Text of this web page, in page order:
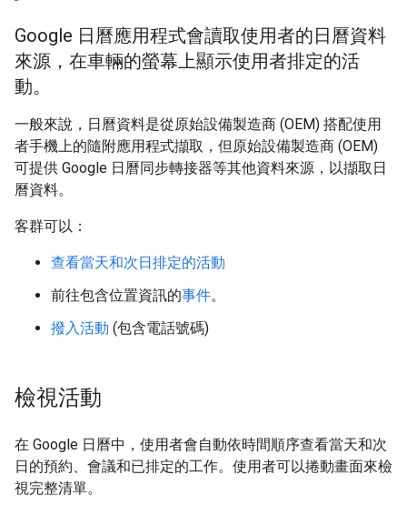
Google 日曆應用程式會讀取使用者的日曆資料
來源，在車輛的螢幕上顯示使用者排定的活
動。
一般來說，日曆資料是從原始設備製造商 (OEM) 搭配使用
者手機上的隨附應用程式擷取，但原始設備製造商 (OEM)
可提供 Google 日曆同步轉接器等其他資料來源，以擷取日
曆資料。
客群可以：
查看當天和次日排定的活動
前往包含位置資訊的事件。
撥入活動 (包含電話號碼)
檢視活動
在 Google 日曆中，使用者會自動依時間順序查看當天和次
日的預約、會議和已排定的工作。使用者可以捲動畫面來檢
視完整清單。